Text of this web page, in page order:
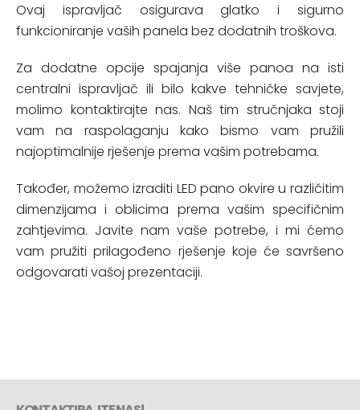
Ovaj ispravljač osigurava glatko i sigurno
funkcioniranje vaših panela bez dodatnih troškova.
Za dodatne opcije spajanja više panoa na isti
centralni ispravljač ili bilo kakve tehničke savjete,
molimo kontaktirajte nas. Naš tim stručnjaka stoji
vam na raspolaganju kako bismo vam pružili
najoptimalnije rješenje prema vašim potrebama.
Također, možemo izraditi LED pano okvire u različitim
dimenzijama i oblicima prema vašim specifičnim
zahtjevima. Javite nam vaše potrebe, i mi ćemo
vam pružiti prilagođeno rješenje koje će savršeno
odgovarati vašoj prezentaciji.